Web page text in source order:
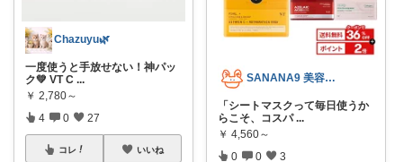
Chazuyu🌿
一度使うと手放せない！神パッ
ク💚 VT C ...
￥ 2,780～
4 0 27
コレ いいね
SANANA9 美容＆ファッション
「シートマスクって毎日使うか
らこそ、コスパ ...
￥ 4,560～
0 0 3